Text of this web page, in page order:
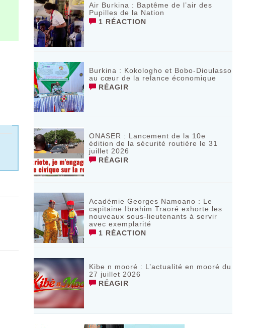
Air Burkina : Baptême de l’air des
Pupilles de la Nation
1 RÉACTION
Burkina : Kokologho et Bobo-Dioulasso
au cœur de la relance économique
RÉAGIR
ONASER : Lancement de la 10e
édition de la sécurité routière le 31
juillet 2026
RÉAGIR
Académie Georges Namoano : Le
capitaine Ibrahim Traoré exhorte les
nouveaux sous-lieutenants à servir
avec exemplarité
1 RÉACTION
Kibe n mooré : L’actualité en mooré du
27 juillet 2026
RÉAGIR